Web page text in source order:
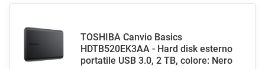
TOSHIBA Canvio Basics
HDTB520EK3AA - Hard disk esterno
portatile USB 3.0, 2 TB, colore: Nero